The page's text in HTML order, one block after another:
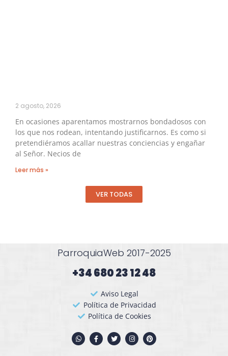
2 agosto, 2026
En ocasiones aparentamos mostrarnos bondadosos con
los que nos rodean, intentando justificarnos. Es como si
pretendiéramos acallar nuestras conciencias y engañar
al Señor. Necios de
Leer más »
VER TODAS
ParroquiaWeb 2017-2025
+34 680 23 12 48​
Aviso Legal
Política de Privacidad
Política de Cookies
W
h
a
F
a
c
T
w
i
I
n
s
P
i
n